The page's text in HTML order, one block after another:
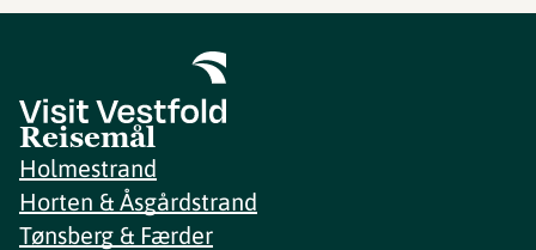
Reisemål
Holmestrand
Horten & Åsgårdstrand
Tønsberg & Færder